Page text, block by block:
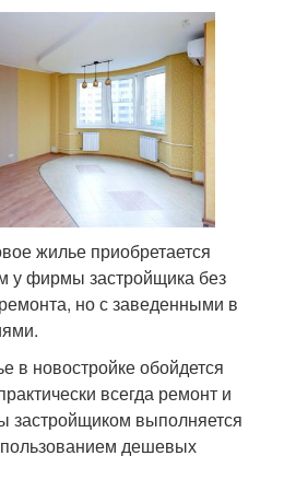
жилье приобретается
у фирмы застройщика без
но с заведенными в
в новостройке обойдется
всегда ремонт и
застройщиком выполняется
дешевых